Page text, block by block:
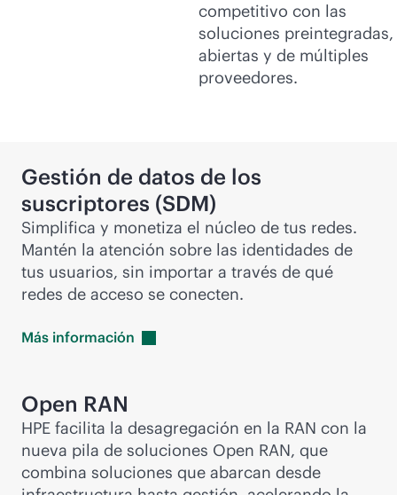
competitivo con las
soluciones preintegradas,
abiertas y de múltiples
proveedores.
Gestión de datos de los
suscriptores (SDM)
Simplifica y monetiza el núcleo de tus redes.
Mantén la atención sobre las identidades de
tus usuarios, sin importar a través de qué
redes de acceso se conecten.
Más información
Open RAN
HPE facilita la desagregación en la RAN con la
nueva pila de soluciones Open RAN, que
combina soluciones que abarcan desde